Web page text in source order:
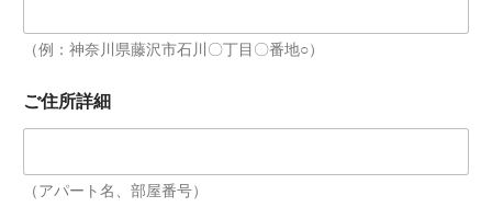
（例：神奈川県藤沢市石川〇丁目〇番地○）
リ
ガ
メ
ー
ご住所詳細
（アパート名、部屋番号）